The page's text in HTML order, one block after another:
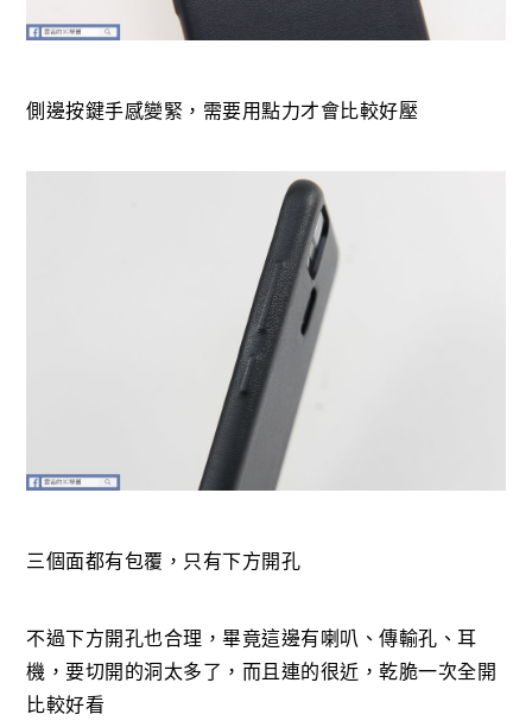
側邊按鍵手感變緊，需要用點力才會比較好壓
三個面都有包覆，只有下方開孔
不過下方開孔也合理，畢竟這邊有喇叭、傳輸孔、耳
機，要切開的洞太多了，而且連的很近，乾脆一次全開
比較好看